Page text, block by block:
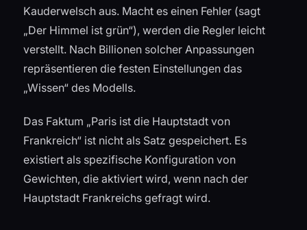
Kauderwelsch aus. Macht es einen Fehler (sagt
„Der Himmel ist grün“), werden die Regler leicht
verstellt. Nach Billionen solcher Anpassungen
repräsentieren die festen Einstellungen das
„Wissen“ des Modells.
Das Faktum „Paris ist die Hauptstadt von
Frankreich“ ist nicht als Satz gespeichert. Es
existiert als spezifische Konfiguration von
Gewichten, die aktiviert wird, wenn nach der
Hauptstadt Frankreichs gefragt wird.